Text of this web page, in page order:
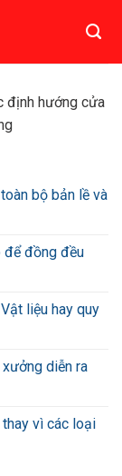
định hướng cửa
bộ bản lề và
để đồng đều
liệu hay quy
diễn ra
vì các loại